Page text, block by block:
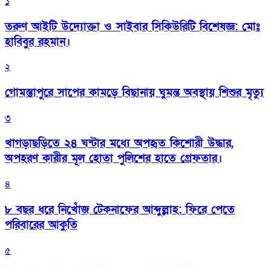
তরুণ আইটি উদ্যোক্তা ও সাইবার সিকিউরিটি বিশেষজ্ঞ: মোঃ
হাবিবুর রহমান।
২
গোমস্তাপুরে সাপের কামড়ে বিছানায় ঘুমন্ত অবস্থায় শিশুর মৃত্যু
৩
খাগড়াছড়িতে ২৪ ঘন্টার মধ্যে অপহৃত কিশোরী উদ্ধার,
অপহরণ কারীর মূল হোতা পুলিশের হাতে গ্রেফতার।
৪
৮ বছর ধরে নিখোঁজ টেকনাফের আব্দুল্লাহ: ফিরে পেতে
পরিবারের আকুতি
৫